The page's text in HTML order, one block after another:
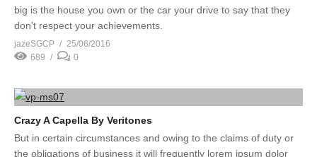
big is the house you own or the car your drive to say that they
don't respect your achievements.
jazeSGCP
25/06/2016
689
0
Crazy A Capella By Veritones
But in certain circumstances and owing to the claims of duty or
the obligations of business it will frequently lorem ipsum dolor